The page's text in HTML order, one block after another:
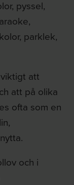
pyssel,
parklek,
att
att på olika
ofta som en
och i